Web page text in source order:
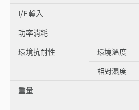
I/F 輸入
功率消耗
環境抗耐性
環境溫度
相對濕度
重量